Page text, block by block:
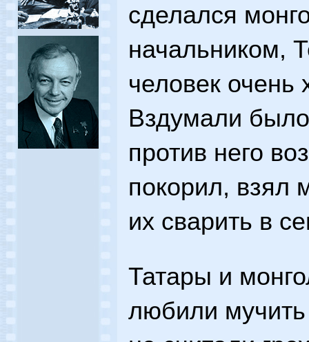
сделался
начальником,
человек
Вздумали
против него
покорил, взял
их сварить в
Татары и
любили